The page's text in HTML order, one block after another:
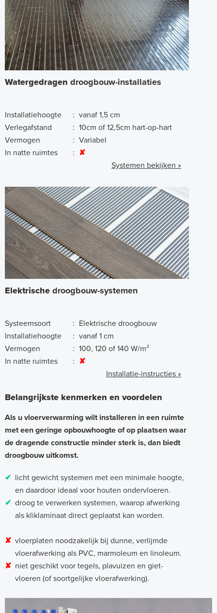
Watergedragen droogbouw-installaties
Installatiehoogte : vanaf 1,5 cm
Verlegafstand
: 10cm of 12,5cm hart-op-hart
Vermogen
: Variabel
In natte ruimtes
: ✘
Systemen bekijken »
Elektrische droogbouw-systemen
Systeemsoort : Elektrische droogbouw
Installatiehoogte
: vanaf 1 cm
Vermogen
: 100, 120 of 140 W/m²
In natte ruimtes
: ✘
Installatie-instructies »
Belangrijkste kenmerken en voordelen
Als u vloerverwarming wilt installeren in een ruimte
met een geringe opbouwhoogte of op plaatsen waar
de dragende constructie minder sterk is, dan biedt
droogbouw uitkomst.
✔ licht gewicht systemen met een minimale hoogte,
en daardoor ideaal voor houten ondervloeren.
✔ droog te verwerken systemen, waarop afwerking
als kliklaminaat direct geplaatst kan worden.
✘ vloerplaten noodzakelijk bij dunne, verlijmde
vloerafwerking als PVC, marmoleum en linoleum.
✘ niet geschikt voor tegels, plavuizen en giet-
vloeren (of soortgelijke vloerafwerking).